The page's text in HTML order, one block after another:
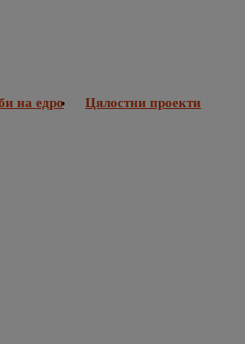
на едро Цялостни проекти